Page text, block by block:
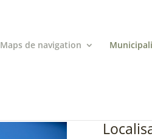
Maps de navigation